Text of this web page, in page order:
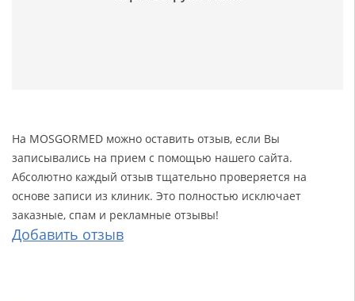
На MOSGORMED можно оставить отзыв, если Вы
записывались на прием с помощью нашего сайта.
Абсолютно каждый отзыв тщательно проверяется на
основе записи из клиник. Это полностью исключает
заказные, спам и рекламные отзывы!
Добавить отзыв